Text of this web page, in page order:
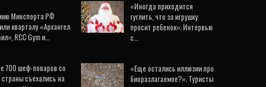
Минспорта РФ
кварталу «Архангел
RCC Gym и…
700 шеф-поваров со
страны съехались на
«Иногда приходится
гуглить, что за игрушку
просит ребенок». Интервью
с…
«Еще остались иллюзии про
биоразлагаемое?». Туристы